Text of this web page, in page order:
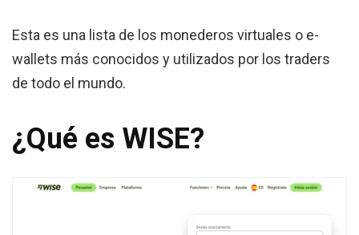
Esta es una lista de los monederos virtuales o e-
wallets más conocidos y utilizados por los traders
de todo el mundo.
¿Qué es WISE?